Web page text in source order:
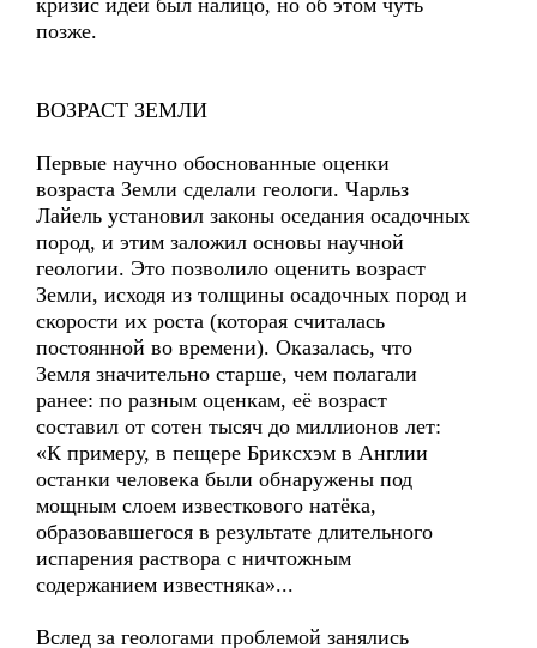
кризис идеи был налицо, но об этом чуть
позже.
ВОЗРАСТ ЗЕМЛИ
Первые научно обоснованные оценки
возраста Земли сделали геологи. Чарльз
Лайель установил законы оседания осадочных
пород, и этим заложил основы научной
геологии. Это позволило оценить возраст
Земли, исходя из толщины осадочных пород и
скорости их роста (которая считалась
постоянной во времени). Оказалась, что
Земля значительно старше, чем полагали
ранее: по разным оценкам, её возраст
составил от сотен тысяч до миллионов лет:
«К примеру, в пещере Бриксхэм в Англии
останки человека были обнаружены под
мощным слоем известкового натёка,
образовавшегося в результате длительного
испарения раствора с ничтожным
содержанием известняка»...
Вслед за геологами проблемой занялись